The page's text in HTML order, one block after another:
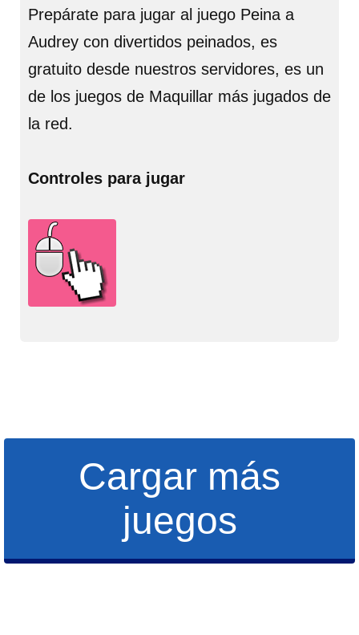
Prepárate para jugar al juego Peina a
Audrey con divertidos peinados, es
gratuito desde nuestros servidores, es un
de los juegos de Maquillar más jugados de
la red.
Controles para jugar
Cargar más
juegos